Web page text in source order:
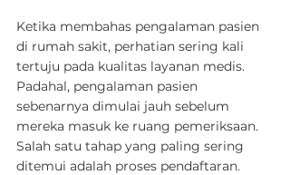
Ketika membahas pengalaman pasien
di rumah sakit, perhatian sering kali
tertuju pada kualitas layanan medis.
Padahal, pengalaman pasien
sebenarnya dimulai jauh sebelum
mereka masuk ke ruang pemeriksaan.
Salah satu tahap yang paling sering
ditemui adalah proses pendaftaran.